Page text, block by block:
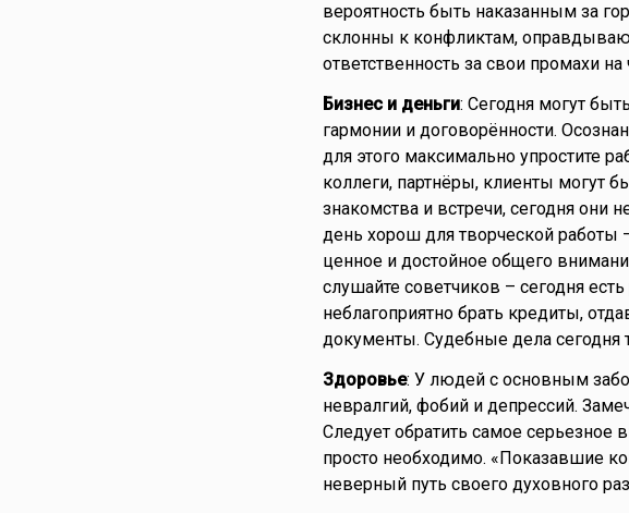
вероятность быть наказанным за
склонны к конфликтам,
ответственность за свои промахи
Бизнес и деньги: Сегодня могут
гармонии и договорённости.
для этого максимально упростите
коллеги, партнёры, клиенты могут
знакомства и встречи, сегодня они
день хорош для творческой работы
ценное и достойное общего
слушайте советчиков – сегодня
неблагоприятно брать кредиты,
документы. Судебные дела сегодня
Здоровье: У людей с основным
невралгий, фобий и депрессий.
Следует обратить самое серьезное
просто необходимо. «Показавшие
неверный путь своего духовного